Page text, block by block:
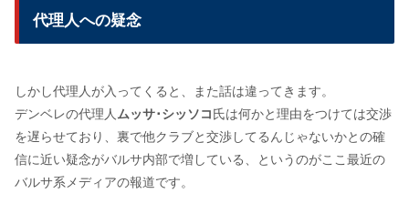
代理人への疑念
しかし代理人が入ってくると、また話は違ってきます。
デンベレの代理人 ムッサ･シッソコ氏は何かと理由をつけては交渉
を遅らせており、裏で他クラブと交渉してるんじゃないかとの確
信に近い疑念がバルサ内部で増している、というのがここ最近の
バルサ系メディアの報道です。